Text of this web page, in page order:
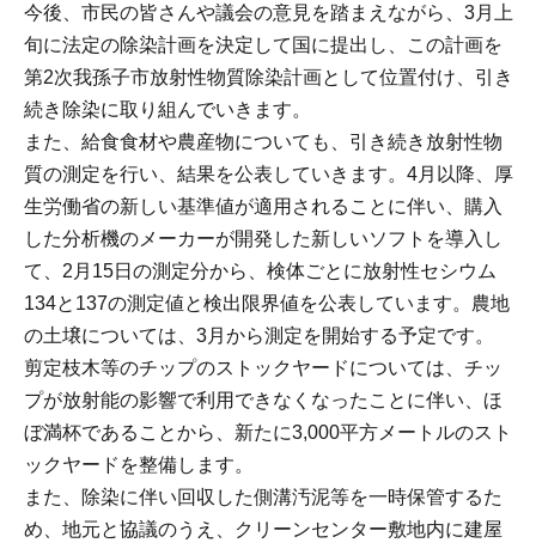
今後、市民の皆さんや議会の意見を踏まえながら、3月上
旬に法定の除染計画を決定して国に提出し、この計画を
第2次我孫子市放射性物質除染計画として位置付け、引き
続き除染に取り組んでいきます。
また、給食食材や農産物についても、引き続き放射性物
質の測定を行い、結果を公表していきます。4月以降、厚
生労働省の新しい基準値が適用されることに伴い、購入
した分析機のメーカーが開発した新しいソフトを導入し
て、2月15日の測定分から、検体ごとに放射性セシウム
134と137の測定値と検出限界値を公表しています。農地
の土壌については、3月から測定を開始する予定です。
剪定枝木等のチップのストックヤードについては、チッ
プが放射能の影響で利用できなくなったことに伴い、ほ
ぼ満杯であることから、新たに3,000平方メートルのスト
ックヤードを整備します。
また、除染に伴い回収した側溝汚泥等を一時保管するた
め、地元と協議のうえ、クリーンセンター敷地内に建屋